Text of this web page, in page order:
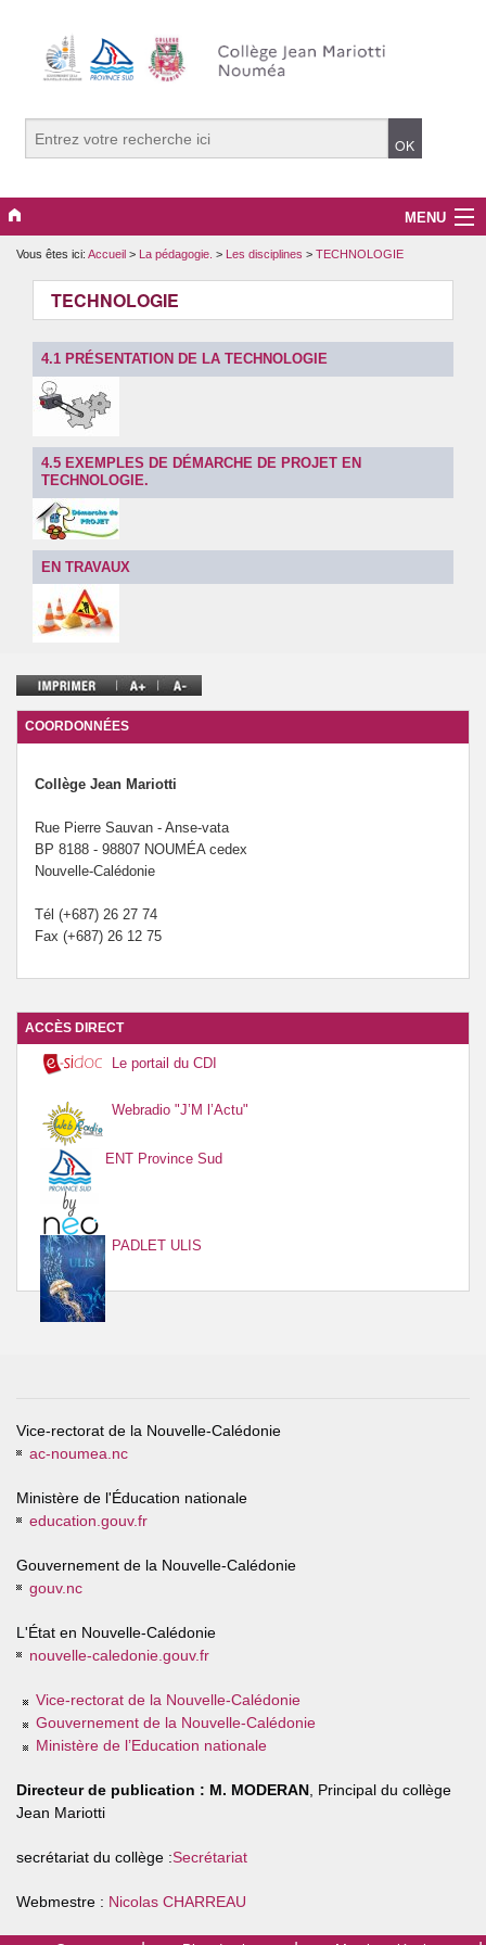
MENU
La vie du collège
PRONOTE
La pédagogie.
Projets, clubs et options
Le développement durable.
Le forum santé du collège Mariotti.
Vous êtes ici: Accueil > La pédagogie. > Les disciplines > TECHNOLOGIE
TECHNOLOGIE
4.1 PRÉSENTATION DE LA TECHNOLOGIE
4.5 EXEMPLES DE DÉMARCHE DE PROJET EN
TECHNOLOGIE.
EN TRAVAUX
COORDONNÉES
Collège Jean Mariotti
Rue Pierre Sauvan - Anse-vata
BP 8188 - 98807 NOUMÉA cedex
Nouvelle-Calédonie
Tél (+687) 26 27 74
Fax (+687) 26 12 75
ACCÈS DIRECT
Le portail du CDI
Webradio "J’M l’Actu"
ENT Province Sud
PADLET ULIS
Vice-rectorat de la Nouvelle-Calédonie
ac-noumea.nc
Ministère de l'Éducation nationale
education.gouv.fr
Gouvernement de la Nouvelle-Calédonie
gouv.nc
L'État en Nouvelle-Calédonie
nouvelle-caledonie.gouv.fr
Vice-rectorat de la Nouvelle-Calédonie
Gouvernement de la Nouvelle-Calédonie
Ministère de l’Education nationale
Directeur de publication : M. MODERAN , Principal du collège
Jean Mariotti
secrétariat du collège :Secrétariat
Webmestre : Nicolas CHARREAU